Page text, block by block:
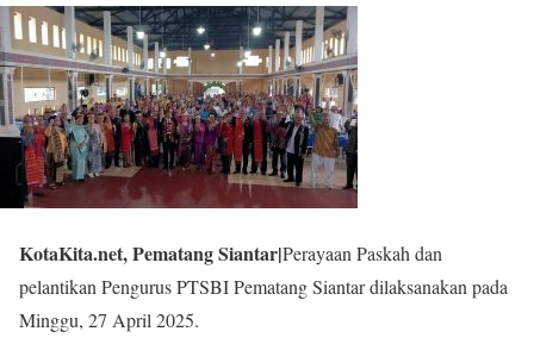
KotaKita.net, Pematang Siantar|Perayaan Paskah dan
pelantikan Pengurus PTSBI Pematang Siantar dilaksanakan pada
Minggu, 27 April 2025.